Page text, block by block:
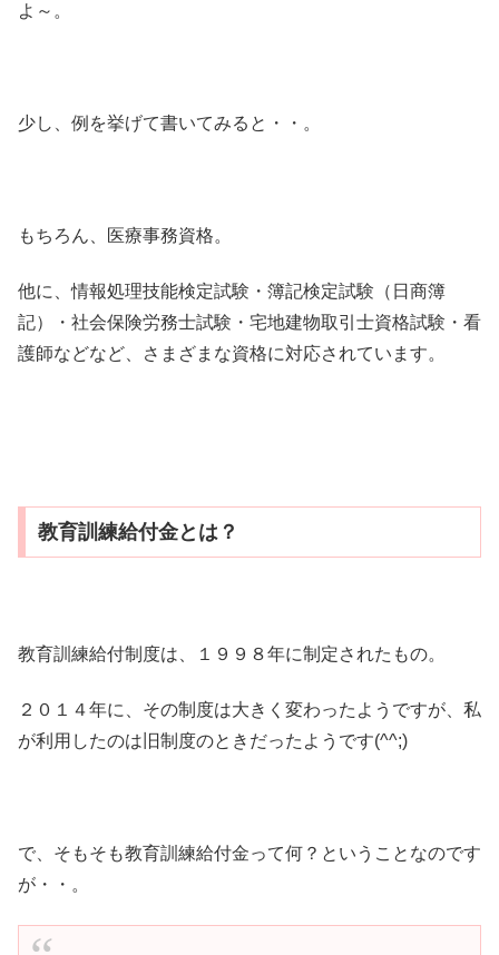
よ～。
少し、例を挙げて書いてみると・・。
もちろん、医療事務資格。
他に、情報処理技能検定試験・簿記検定試験（日商簿
記）・社会保険労務士試験・宅地建物取引士資格試験・看
護師などなど、さまざまな資格に対応されています。
教育訓練給付金とは？
教育訓練給付制度は、１９９８年に制定されたもの。
２０１４年に、その制度は大きく変わったようですが、私
が利用したのは旧制度のときだったようです(^^;)
で、そもそも教育訓練給付金って何？ということなのです
が・・。